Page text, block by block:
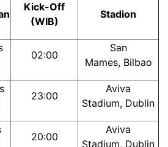
Kick-Off
(WIB)
Stadion
02:00
San
Mames, Bilbao
23:00
Aviva
Stadium, Dublin
20:00
Aviva
Stadium, Dublin